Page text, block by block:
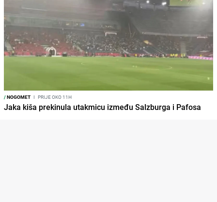
/NOGOMET I PRIJE OKO 11H
Jaka kiša prekinula utakmicu između Salzburga i Pafosa